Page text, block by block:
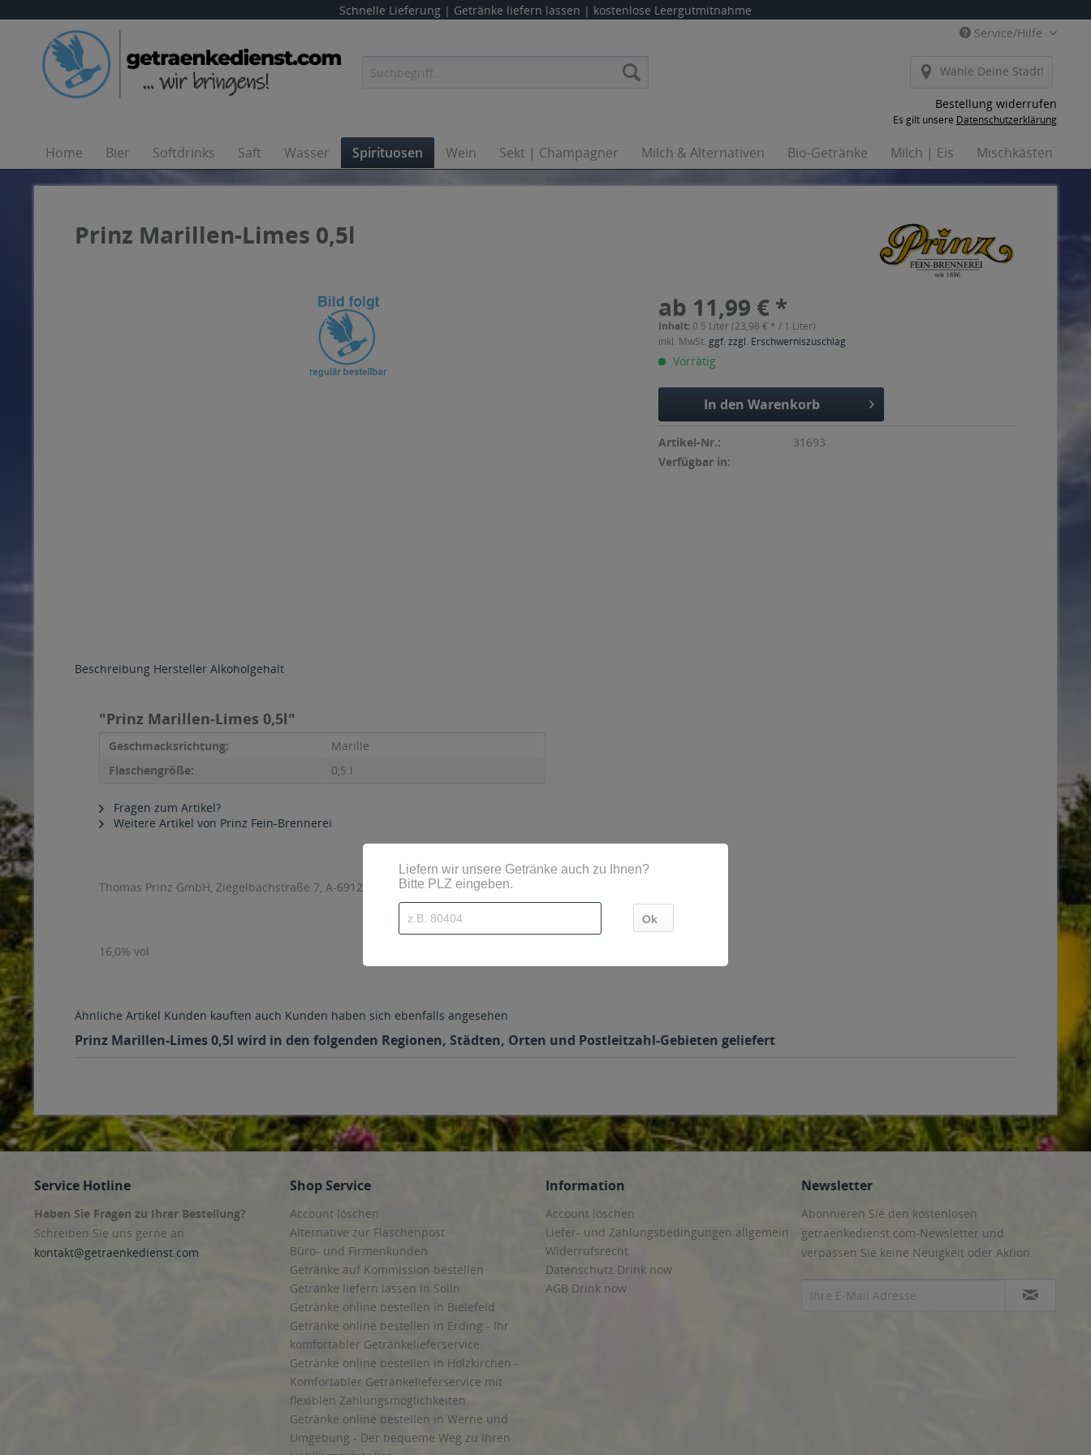
Schnelle Lieferung | Getränke liefern lassen | kostenlose Leergutmitnahme
Service/Hilfe
Wähle Deine Stadt!
Bestellung widerrufen
Es gilt unsere Datenschutzerklärung
Home Bier Softdrinks Saft Wasser Spirituosen Wein Sekt | Champagner Milch & Alternativen Bio-Getränke Milch | Eis Mischkästen
Prinz Marillen-Limes 0,5l
ab 11,99 € *
Inhalt: 0.5 Liter (23,98 € * / 1 Liter)
inkl. MwSt. ggf. zzgl. Erschwerniszuschlag
Vorrätig
In den Warenkorb
Artikel-Nr.:
31693
Verfügbar in:
Beschreibung Hersteller Alkoholgehalt
"Prinz Marillen-Limes 0,5l"
Geschmacksrichtung:
Marille
Flaschengröße:
0,5 l
Fragen zum Artikel?
Weitere Artikel von Prinz Fein-Brennerei
Thomas Prinz GmbH, Ziegelbachstraße 7, A-6912 Hörbranz
16,0% vol
Ähnliche Artikel Kunden kauften auch Kunden haben sich ebenfalls angesehen
Prinz Marillen-Limes 0,5l wird in den folgenden Regionen, Städten, Orten und Postleitzahl-Gebieten geliefert
Service Hotline
Haben Sie Fragen zu Ihrer Bestellung?
Schreiben Sie uns gerne an
kontakt@getraenkedienst.com
Shop Service
Account löschen
Alternative zur Flaschenpost
Büro- und Firmenkunden
Getränke auf Kommission bestellen
Getränke liefern lassen in Solln
Getränke online bestellen in Bielefeld
Getränke online bestellen in Erding - Ihr
komfortabler Getränkelieferservice
Getränke online bestellen in Holzkirchen -
Komfortabler Getränkelieferservice mit
flexiblen Zahlungsmöglichkeiten
Getränke online bestellen in Werne und
Umgebung - Der bequeme Weg zu Ihren
Information
Account löschen
Liefer- und Zahlungsbedingungen allgemein
Widerrufsrecht
Datenschutz Drink now
AGB Drink now
Newsletter
Abonnieren Sie den kostenlosen
getraenkedienst.com-Newsletter und
verpassen Sie keine Neuigkeit oder Aktion.